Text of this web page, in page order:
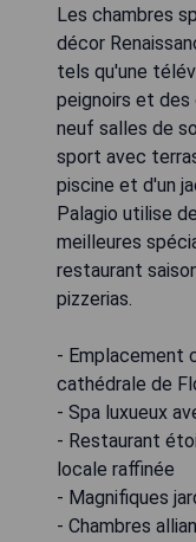
Les chambres
décor
tels qu'une
peignoirs et des
neuf salles de
sport avec
piscine et d'un
Palagio utilise
meilleures
restaurant
pizzerias.
- Emplacement
cathédrale de
- Spa luxueux
- Restaurant
locale raffinée
- Magnifiques
- Chambres